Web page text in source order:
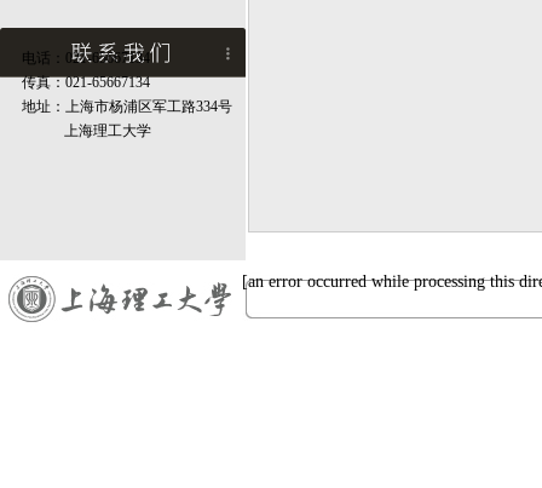
电话：021-65667134
传真：021-65667134
地址：上海市杨浦区军工路334号
上海理工大学
[an error occurred while processing this